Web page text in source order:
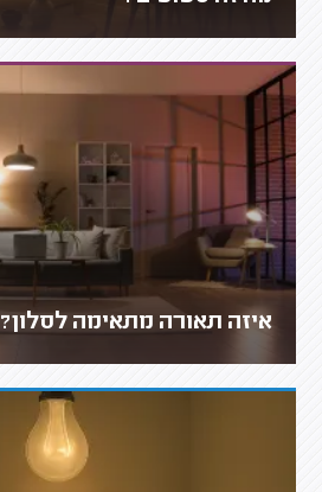
איזה תאורה מתאימה לסלון?